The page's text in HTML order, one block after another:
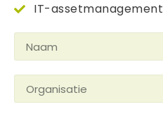
IT-assetmanagement